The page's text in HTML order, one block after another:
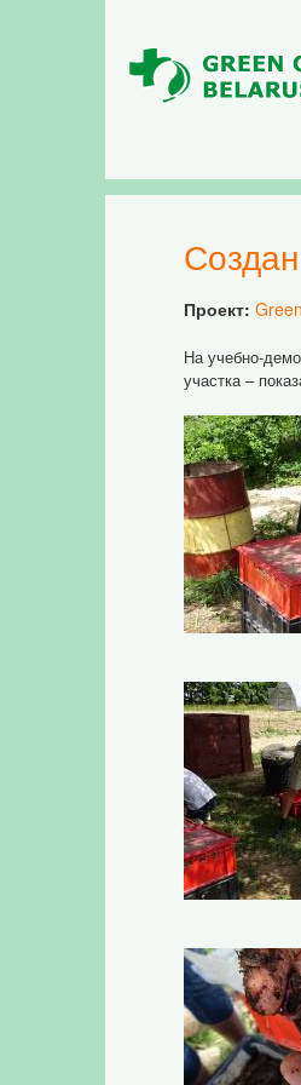
Проект:
На учебно-
участка –